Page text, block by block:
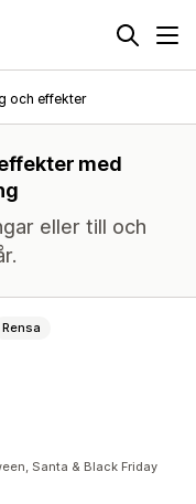
och effekter
med
eller till och
Rensa
Santa & Black Friday